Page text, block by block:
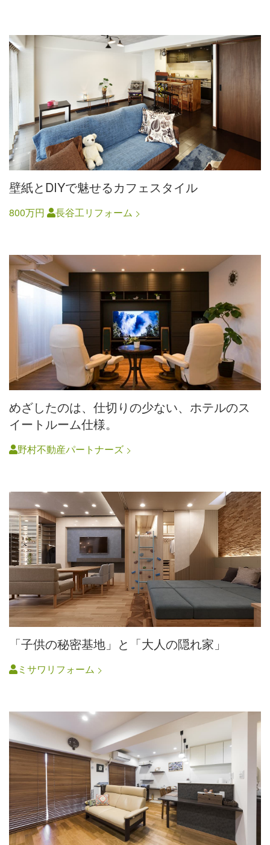
壁紙とDIYで魅せるカフェスタイル
800万円 長谷工リフォーム
めざしたのは、仕切りの少ない、ホテルのス
イートルーム仕様。
野村不動産パートナーズ
「子供の秘密基地」と「大人の隠れ家」
ミサワリフォーム